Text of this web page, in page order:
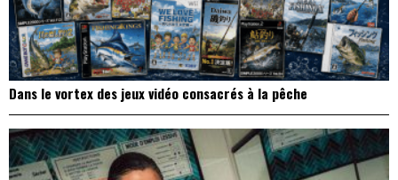
Dans le vortex des jeux vidéo consacrés à la pêche